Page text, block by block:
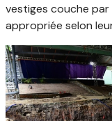
vestiges couche
appropriée selon